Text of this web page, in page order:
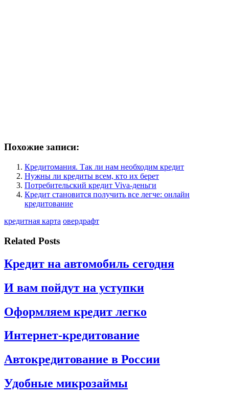
Похожие записи:
Кредитомания. Так ли нам необходим кредит
Нужны ли кредиты всем, кто их берет
Потребительский кредит Viva-деньги
Кредит становится получить все легче: онлайн
кредитование
кредитная карта овердрафт
Related Posts
Кредит на автомобиль сегодня
И вам пойдут на уступки
Оформляем кредит легко
Интернет-кредитование
Автокредитование в России
Удобные микрозаймы